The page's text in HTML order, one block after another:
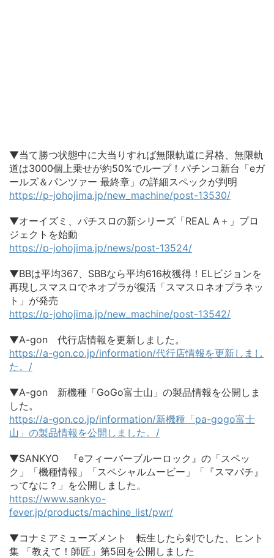
▼当て勝つ状態中に大当りすれば無限軌道に昇格、無限軌
道は3000個上乗せが約50%でループ！パチンコ新台「eガ
ールズ＆パンツァー 最終章」の詳細スペックが判明
https://p-johojima.jp/new_machine/post-13530/
▼オーイズミ、パチスロの新シリーズ「REAL A＋」プロ
ジェクトを始動
https://p-johojima.jp/news/post-13524/
▼BBは平均367、SBBなら平均616枚獲得！ELビジョンを
再現しスマスロでネオプラが復活「スマスロネオプラネッ
ト」が発売
https://p-johojima.jp/new_machine/post-13542/
▼A-gon 代行店情報を更新しました。
https://a-gon.co.jp/information/代行店情報を更新しまし
た。/
▼A-gon 新機種「GoGo富士山」の製品情報を公開しま
した。
https://a-gon.co.jp/information/新機種「pa-gogo富士
山」の製品情報を公開しました。/
▼SANKYO 『eフィーバーブルーロック』の「スペッ
ク」「機種情報」「スペシャルムービー」「『スマパチ』
ってなに？」を公開しました。
https://www.sankyo-
fever.jp/products/machine_list/pwr/
▼コナミアミューズメント 転生したら剣でした、ヒント
集 「教えて！師匠」第5回を公開しました